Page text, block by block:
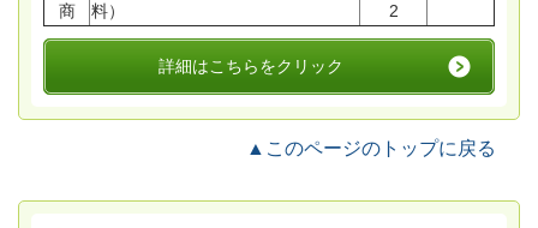
商
料）
2
詳細はこちらをクリック
▲このページのトップに戻る